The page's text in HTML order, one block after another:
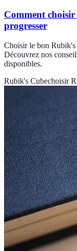
Comment
progresser
Choisir le bon Rubik's
Découvrez nos
disponibles.
Rubik's Cubechoisir